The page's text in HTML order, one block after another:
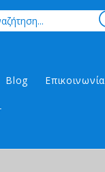
Blog Επικοινωνία